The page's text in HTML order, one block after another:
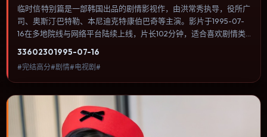
临时信·特别篇是一部韩国出品的剧情影视作，由洪常秀执导，役所广
司、奥斯汀·巴特勒、本尼迪克特·康伯巴奇等主演。影片于1995-07-
16在多地院线与网络平台陆续上线，片长102分钟，适合喜欢剧情类
情节推进，节奏与视听语言统一，可作为休闲观影或类型片补片的选
择。
33602301995-07-16
#完结高分#剧情#电视剧#